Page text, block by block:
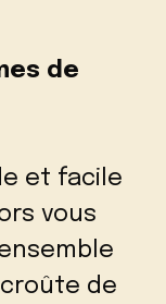
de
et facile
vous
de